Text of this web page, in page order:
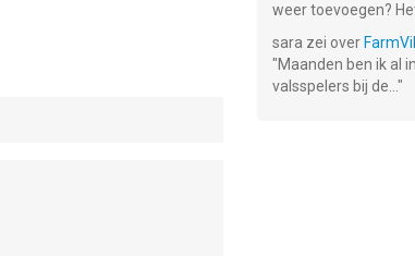
weer toevoegen?
sara zei over
"Maanden ben ik al
valsspelers bij de... "